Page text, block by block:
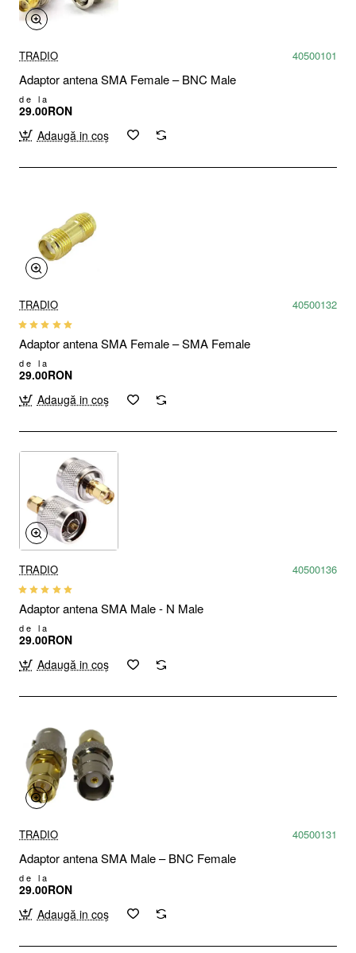
TRADIO 40500101
Adaptor antena SMA Female – BNC Male
de la
29.00RON
Adaugă in coş
TRADIO 40500132
Adaptor antena SMA Female – SMA Female
de la
29.00RON
Adaugă in coş
TRADIO 40500136
Adaptor antena SMA Male - N Male
de la
29.00RON
Adaugă in coş
TRADIO 40500131
Adaptor antena SMA Male – BNC Female
de la
29.00RON
Adaugă in coş